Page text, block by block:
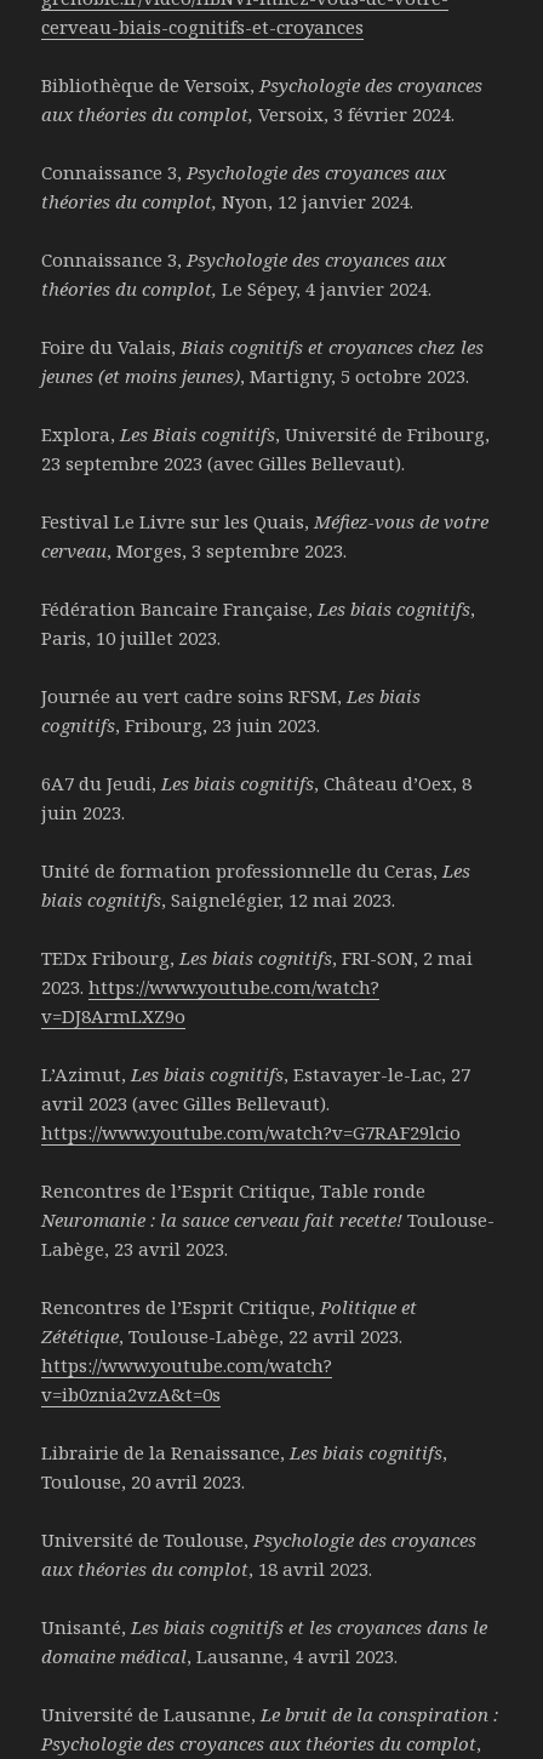
cerveau-biais-cognitifs-et-croyances
Bibliothèque de Versoix,Psychologie des croyances
aux théories du complot, Versoix, 3 février 2024.
Connaissance 3,Psychologie des croyances aux
théories du complot, Nyon, 12 janvier 2024.
Connaissance 3,Psychologie des croyances aux
théories du complot, Le Sépey, 4 janvier 2024.
Foire du Valais,Biais cognitifs et croyances chez les
jeunes (et moins jeunes), Martigny, 5 octobre 2023.
Explora,Les Biais cognitifs, Université de Fribourg,
23 septembre 2023 (avec Gilles Bellevaut).
Festival Le Livre sur les Quais,Méfiez-vous de votre
cerveau, Morges, 3 septembre 2023.
Fédération Bancaire Française,Les biais cognitifs,
Paris, 10 juillet 2023.
Journée au vert cadre soins RFSM,Les biais
cognitifs, Fribourg, 23 juin 2023.
6A7 du Jeudi,Les biais cognitifs, Château d’Oex, 8
juin 2023.
Unité de formation professionnelle du Ceras,Les
biais cognitifs, Saignelégier, 12 mai 2023.
TEDx Fribourg,Les biais cognitifs, FRI-SON, 2 mai
2023.https://www.youtube.com/watch?
v=DJ8ArmLXZ9o
L’Azimut,Les biais cognitifs, Estavayer-le-Lac, 27
avril 2023 (avec Gilles Bellevaut).
https://www.youtube.com/watch?v=G7RAF29lcio
Rencontres de l’Esprit Critique, Table ronde
Neuromanie : la sauce cerveau fait recette! Toulouse-
Labège, 23 avril 2023.
Rencontres de l’Esprit Critique,Politique et
Zététique, Toulouse-Labège, 22 avril 2023.
https://www.youtube.com/watch?
v=ib0znia2vzA&t=0s
Librairie de la Renaissance,Les biais cognitifs,
Toulouse, 20 avril 2023.
Université de Toulouse,Psychologie des croyances
aux théories du complot, 18 avril 2023.
Unisanté,Les biais cognitifs et les croyances dans le
domaine médical, Lausanne, 4 avril 2023.
Université de Lausanne,Le bruit de la conspiration :
Psychologie des croyances aux théories du complot,